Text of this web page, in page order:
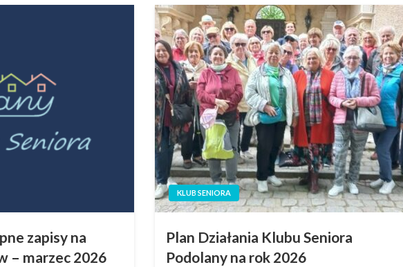
zapisy na
– marzec 2026
KLUB SENIORA
Plan Działania Klubu Seniora
Podolany na rok 2026